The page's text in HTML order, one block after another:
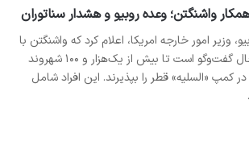
واشنگتن؛ وعده‌ روبیو و هشدار سناتوران
وزیر امور خارجه امریکا، اعلام کرد که واشنگتن با
دست‌کم پنج کشور درحال گفت‌وگو است تا بیش از یک‌هزار و ۱۰۰ شهروند
کمپ «السلیه» قطر را بپذیرند. این افراد شامل